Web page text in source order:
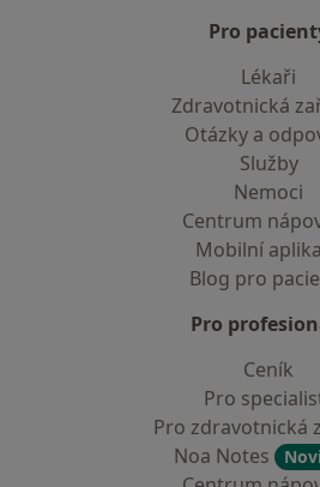
Pro
Lékaři
Zdravotnická
Otázky a
Služby
Nemoci
Centrum
Mobilní
Blog pro
Pro
Ceník
Pro
Pro zdravotnická
Noa Notes